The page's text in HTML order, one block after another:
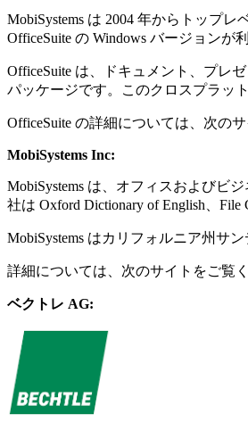
MobiSystems は 2004 年からトップ
OfficeSuite の Windows バージョンが
OfficeSuite は、ドキュメント、プレ
パッケージです。このクロスプラッ
OfficeSuite の詳細については、次の
MobiSystems Inc:
MobiSystems は、オフィスおよびビ
社は Oxford Dictionary of English、
MobiSystems はカリフォルニア州サ
詳細については、次のサイトをご覧
ベクトレ AG: